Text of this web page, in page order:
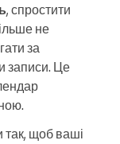
, спростити
не
за
записи. Це
так, щоб ваші